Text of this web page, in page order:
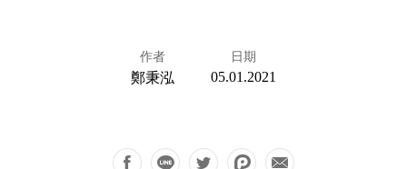
作者
鄭秉泓
日期
05.01.2021